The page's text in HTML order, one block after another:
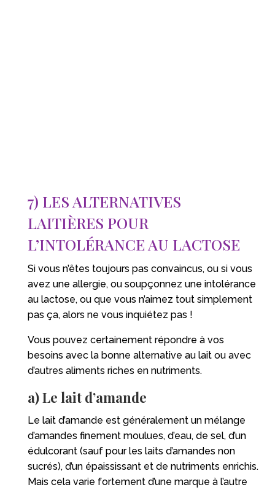
7) LES ALTERNATIVES
LAITIÈRES POUR
L’INTOLÉRANCE AU LACTOSE
Si vous n’êtes toujours pas convaincus, ou si vous
avez une allergie, ou soupçonnez une intolérance
au lactose, ou que vous n’aimez tout simplement
pas ça, alors ne vous inquiétez pas !
Vous pouvez certainement répondre à vos
besoins avec la bonne alternative au lait ou avec
d’autres aliments riches en nutriments.
a) Le lait d’amande
Le lait d’amande est généralement un mélange
d’amandes finement moulues, d’eau, de sel, d’un
édulcorant (sauf pour les laits d’amandes non
sucrés), d’un épaississant et de nutriments enrichis.
Mais cela varie fortement d’une marque à l’autre